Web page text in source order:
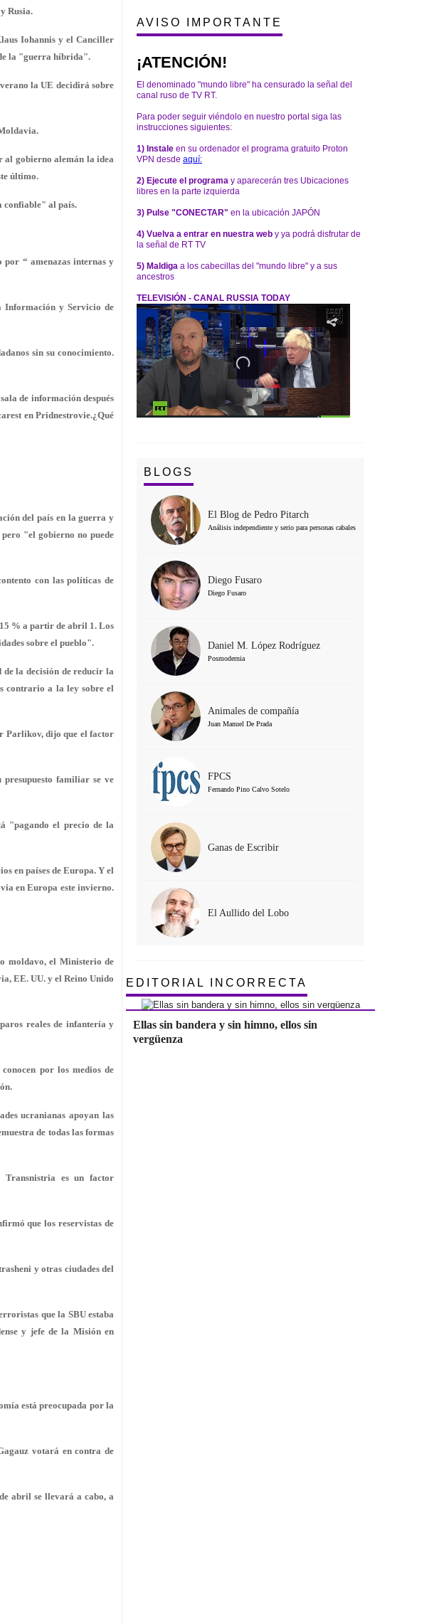
Rusia.
Iohannis y el Canciller
la "guerra híbrida".
la UE decidirá sobre
al gobierno alemán la idea
último.
confiable" al país.
por “ amenazas internas y
Información y Servicio de
sin su conocimiento.
de información después
en Pridnestrovie.¿Qué
del país en la guerra y
"el gobierno no puede
con las políticas de
% a partir de abril 1. Los
sobre el pueblo".
la decisión de reducir la
contrario a la ley sobre el
Parlikov, dijo que el factor
familiar se ve
"pagando el precio de la
en países de Europa. Y el
en Europa este invierno.
moldavo, el Ministerio de
EE. UU. y el Reino Unido
reales de infantería y
por los medios de
ucranianas apoyan las
de todas las formas
Transnistria es un factor
que los reservistas de
y otras ciudades del
que la SBU estaba
y jefe de la Misión en
está preocupada por la
votará en contra de
abril se llevará a cabo, a
AVISO IMPORTANTE
¡ATENCIÓN!
El denominado "mundo libre" ha censurado la señal del
canal ruso de TV RT.
Para poder seguir viéndolo en nuestro portal siga las
instrucciones siguientes:
1) Instale en su ordenador el programa gratuito Proton
VPN desde aquí:
2) Ejecute el programa y aparecerán tres Ubicaciones
libres en la parte izquierda
3) Pulse "CONECTAR" en la ubicación JAPÓN
4) Vuelva a entrar en nuestra web y ya podrá disfrutar de
la señal de RT TV
5) Maldiga a los cabecillas del "mundo libre" y a sus
ancestros
TELEVISIÓN - CANAL RUSSIA TODAY
BLOGS
El Blog de Pedro Pitarch
Análisis independiente y serio para personas cabales
Diego Fusaro
Diego Fusaro
Daniel M. López Rodríguez
Posmodernia
Animales de compañía
Juan Manuel De Prada
FPCS
Fernando Pino Calvo Sotelo
Ganas de Escribir
El Aullido del Lobo
EDITORIAL INCORRECTA
Ellas sin bandera y sin himno, ellos sin
vergüenza